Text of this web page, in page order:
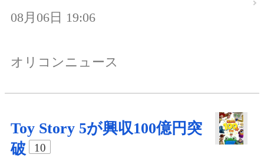
08月06日 19:06
オリコンニュース
Toy Story 5が興収100億円突
破
10